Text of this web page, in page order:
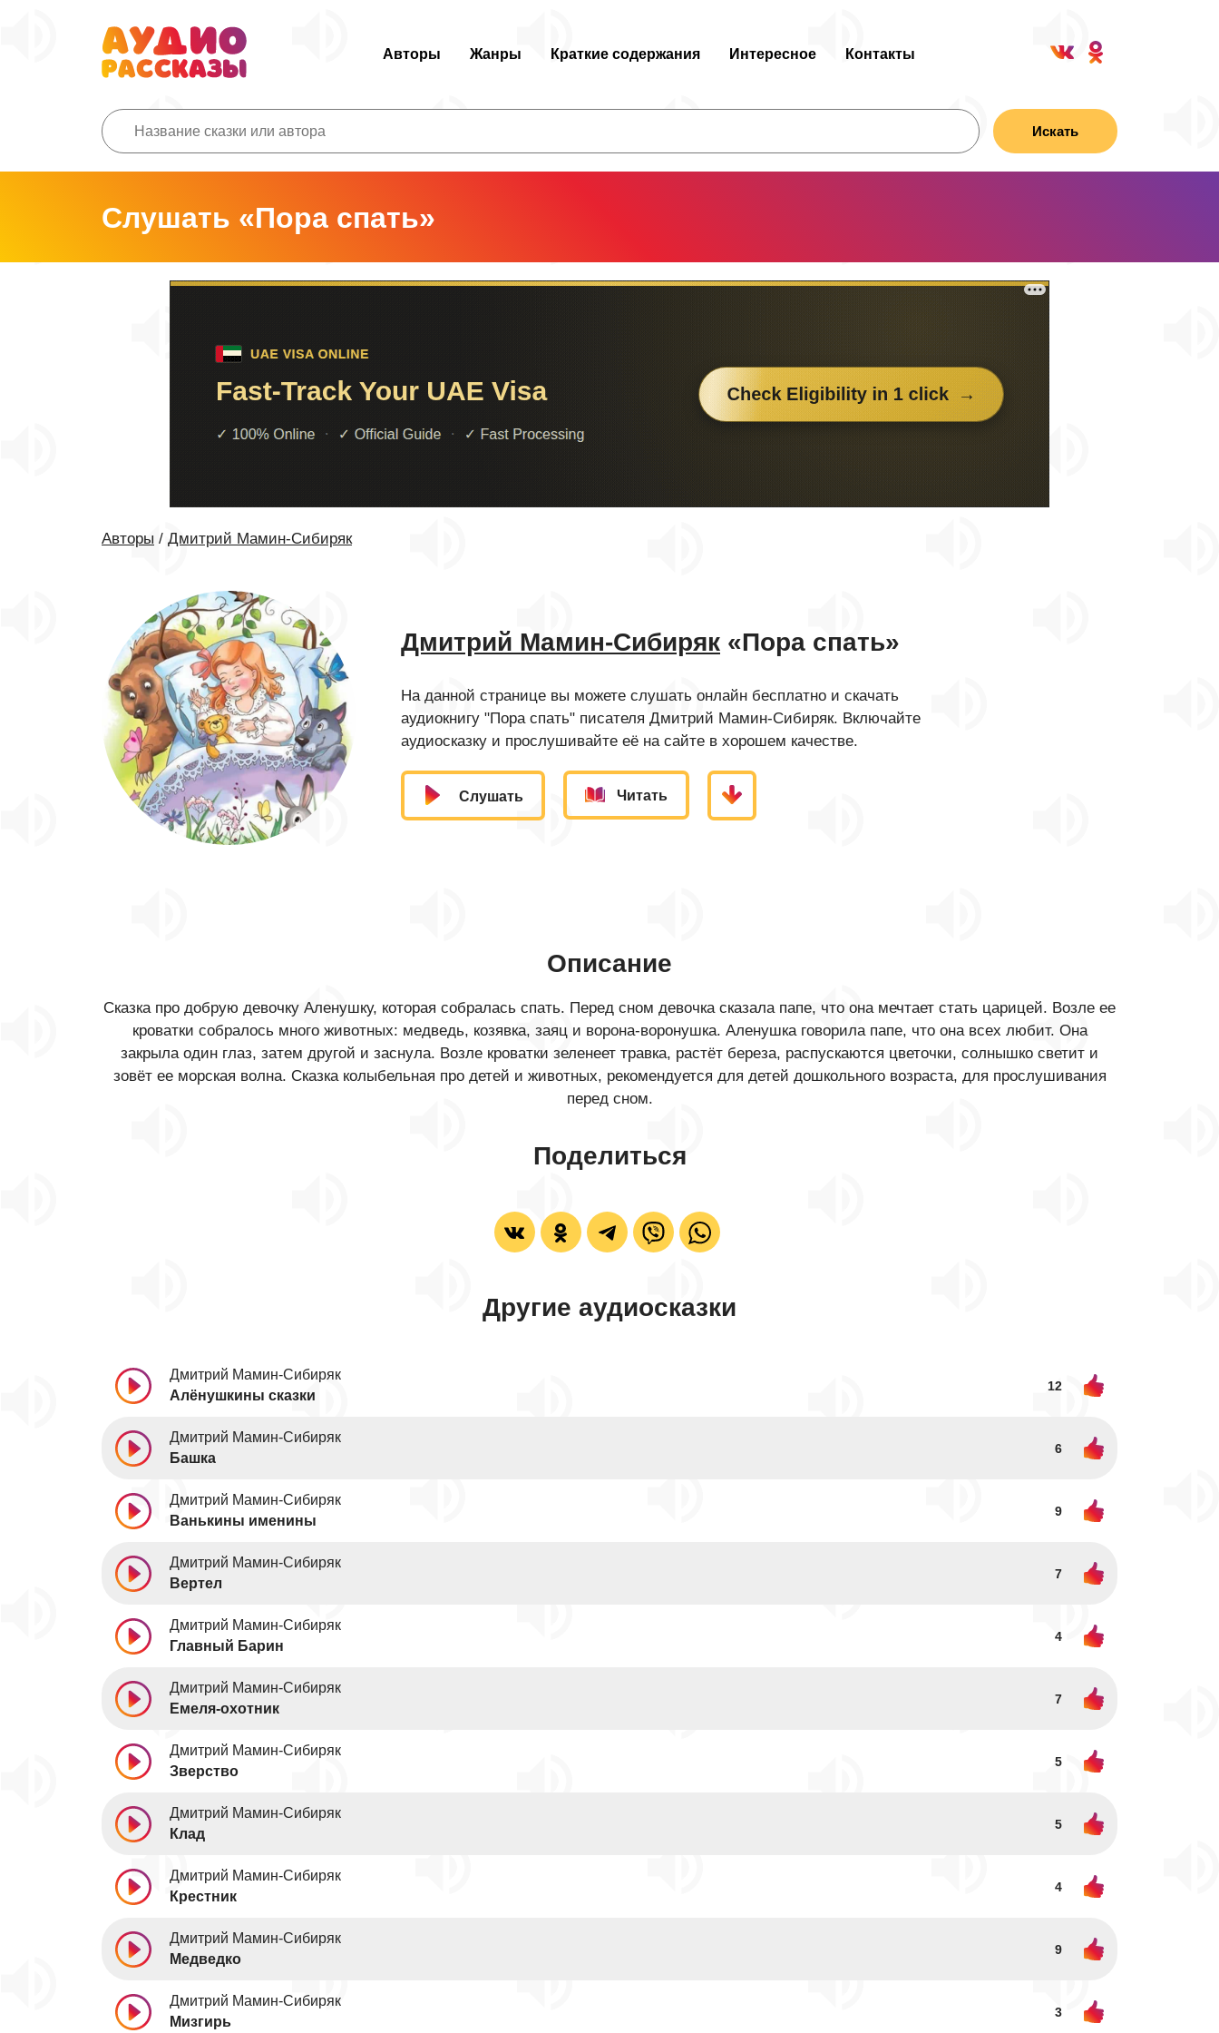
Авторы Жанры Краткие содержания Интересное Контакты
Искать
Слушать «Пора спать»
Авторы / Дмитрий Мамин-Сибиряк
Дмитрий Мамин-Сибиряк «Пора спать»
На данной странице вы можете слушать онлайн бесплатно и скачать
аудиокнигу "Пора спать" писателя Дмитрий Мамин-Сибиряк. Включайте
аудиосказку и прослушивайте её на сайте в хорошем качестве.
Слушать Читать
Описание
Сказка про добрую девочку Аленушку, которая собралась спать. Перед сном девочка сказала папе, что она мечтает стать царицей. Возле ее
кроватки собралось много животных: медведь, козявка, заяц и ворона-воронушка. Аленушка говорила папе, что она всех любит. Она
закрыла один глаз, затем другой и заснула. Возле кроватки зеленеет травка, растёт береза, распускаются цветочки, солнышко светит и
зовёт ее морская волна. Сказка колыбельная про детей и животных, рекомендуется для детей дошкольного возраста, для прослушивания
перед сном.
Поделиться
Другие аудиосказки
Дмитрий Мамин-Сибиряк
Алёнушкины сказки
12
Дмитрий Мамин-Сибиряк
Башка
6
Дмитрий Мамин-Сибиряк
Ванькины именины
9
Дмитрий Мамин-Сибиряк
Вертел
7
Дмитрий Мамин-Сибиряк
Главный Барин
4
Дмитрий Мамин-Сибиряк
Емеля-охотник
7
Дмитрий Мамин-Сибиряк
Зверство
5
Дмитрий Мамин-Сибиряк
Клад
5
Дмитрий Мамин-Сибиряк
Крестник
4
Дмитрий Мамин-Сибиряк
Медведко
9
Дмитрий Мамин-Сибиряк
Мизгирь
3